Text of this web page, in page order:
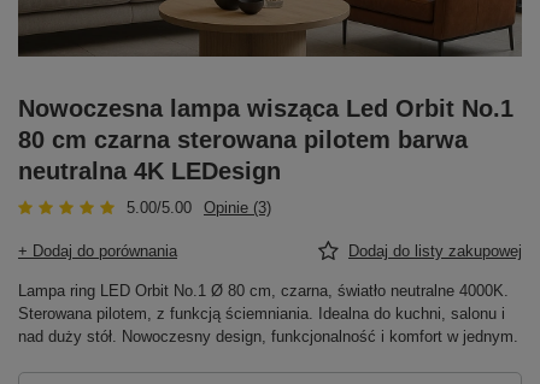
Nowoczesna lampa wisząca Led Orbit No.1
80 cm czarna sterowana pilotem barwa
neutralna 4K LEDesign
5.00/5.00 Opinie (3)
+ Dodaj do porównania Dodaj do listy zakupowej
Lampa ring LED Orbit No.1 Ø 80 cm, czarna, światło neutralne 4000K.
Sterowana pilotem, z funkcją ściemniania. Idealna do kuchni, salonu i
nad duży stół. Nowoczesny design, funkcjonalność i komfort w jednym.